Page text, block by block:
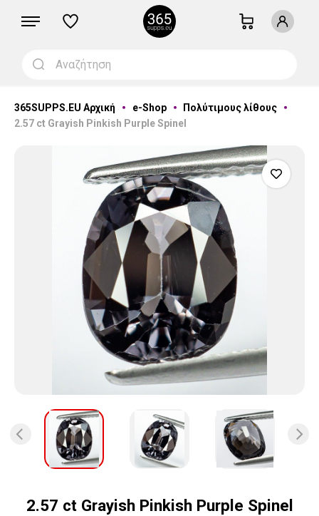
365SUPPS.EU Αρχική e-Shop
Πολύτιμους λίθους
2.57 ct Grayish Pinkish Purple Spinel
2.57 ct Grayish Pinkish Purple Spinel